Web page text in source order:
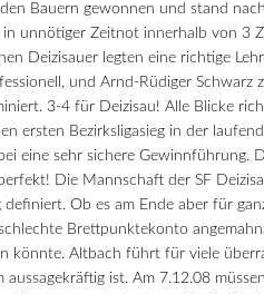
Bauern gewonnen und stand
unnötiger Zeitnot innerhalb von 3
Deizisauer legten eine richtige
und Arnd-Rüdiger Schwarz
3-4 für Deizisau! Alle Blicke
ersten Bezirksligasieg in der
eine sehr sichere Gewinnführung.
Die Mannschaft der SF
Ob es am Ende aber für
Brettpunktekonto
könnte. Altbach führt für viele
ist. Am 7.12.08